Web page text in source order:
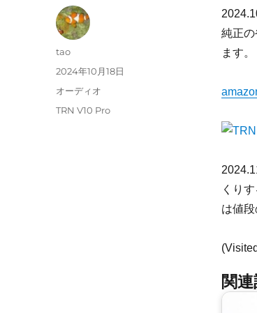
純正
ます。
くり
は値段
関
投
tao
投
2024年10月18日
カ
オーディオ
タ
TRN V10 Pro